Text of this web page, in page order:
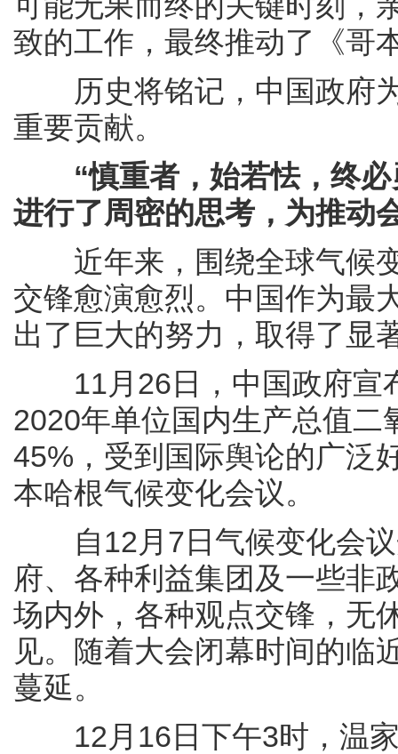
致的工作，最终推动了《哥
历史将铭记，中国政府为
重要贡献。
“慎重者，始若怯，终
进行了周密的思考，为推动
近年来，围绕全球气候变
交锋愈演愈烈。中国作为最
出了巨大的努力，取得了显
11月26日，中国政府宣
2020年单位国内生产总值
45%，受到国际舆论的广泛
本哈根气候变化会议。
自12月7日气候变化会议
府、各种利益集团及一些非
场内外，各种观点交锋，无
见。随着大会闭幕时间的临
蔓延。
12月16日下午3时，温家